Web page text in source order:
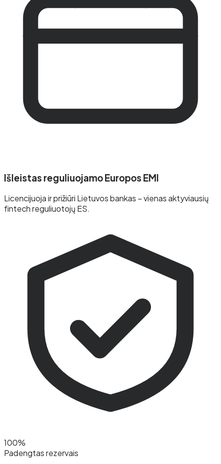
Išleistas reguliuojamo Europos EMI
Licencijuoja ir prižiūri Lietuvos bankas – vienas aktyviausių
fintech reguliuotojų ES.
100%
Padengtas rezervais